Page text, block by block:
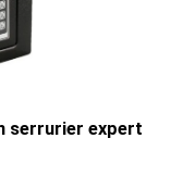
serrurier expert